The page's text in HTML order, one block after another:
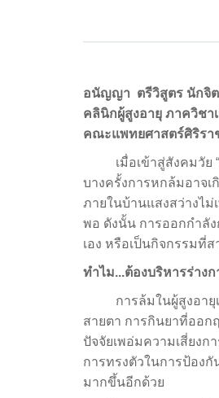
อนัญญา ตรีวิสูตร นักจิ
คลินิกผู้สูงอายุ ภาควิชา
คณะแพทยศาสตร์ศิริรา
เมื่อเข้าสู่สังคมวัย “ผู้
บางครั้งการหกล้มอาจเ
ภายในบ้านแสงสว่างไ
พอ ดังนั้น การออกกำลั
เอง หรือเป็นกิจกรรมที่
ทำไม...ต้องบริหารร่างก
การล้มในผู้สูงอายุเกิ
สายตา การกินยาที่ออก
ปัจจัยเพอ่มความเสี่ยงก
การทรงตัวในการป้อง
มากขึ้นอีกด้วย